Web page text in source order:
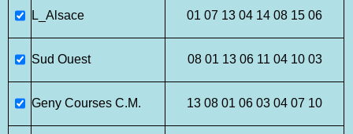
L_Alsace 01 07 13 04 14 08 15 06
Sud Ouest 08 01 13 06 11 04 10 03
Geny Courses C.M. 13 08 01 06 03 04 07 10